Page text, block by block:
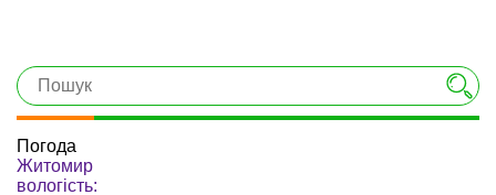
Погода
Житомир
вологість: